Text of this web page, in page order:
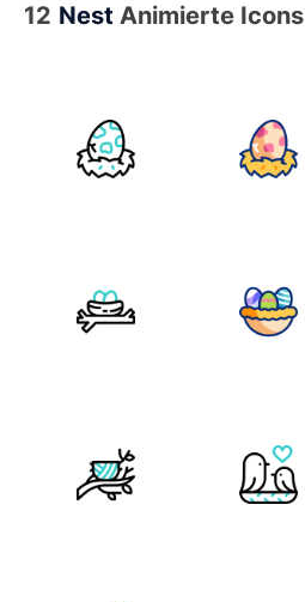
12 Nest Animierte Icons